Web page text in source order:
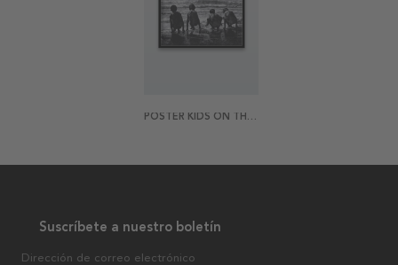
POSTER KIDS ON THE BEACH
Suscríbete a nuestro boletín
Dirección de correo electrónico